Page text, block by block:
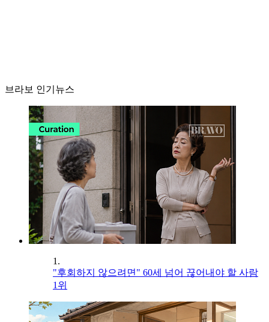
브라보 인기뉴스
1.
"후회하지 않으려면" 60세 넘어 끊어내야 할 사람
1위